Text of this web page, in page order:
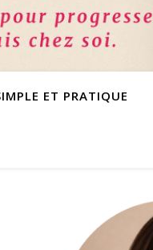
ET PRATIQUE